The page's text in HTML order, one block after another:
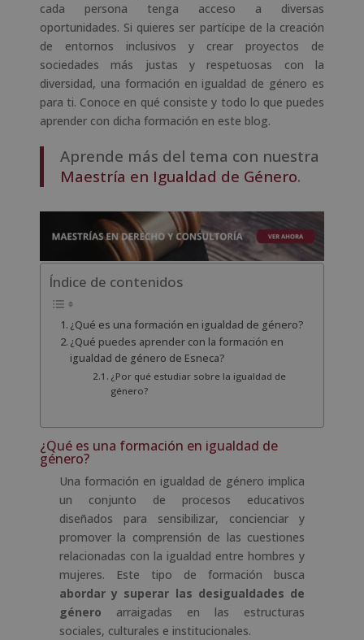
cada persona tenga acceso a diversas
oportunidades. Si quieres ser partícipe de la creación
de entornos inclusivos y crear proyectos de
sociedades más justas y respetuosas con la
diversidad, una formación en igualdad de género es
para ti. Conoce en qué consiste y todo lo que puedes
aprender con dicha formación en este blog.
Aprende más del tema con nuestra
Maestría en Igualdad de Género.
Índice de contenidos
¿Qué es una formación en igualdad de género?
¿Qué puedes aprender con la formación en
igualdad de género de Esneca?
¿Por qué estudiar sobre la igualdad de
género?
¿Qué es una formación en igualdad de
género?
Una formación en igualdad de género implica
un conjunto de procesos educativos
diseñados para sensibilizar, concienciar y
promover la comprensión de las cuestiones
relacionadas con la igualdad entre hombres y
mujeres. Este tipo de formación busca
abordar y superar las desigualdades de
género arraigadas en las estructuras
sociales, culturales e institucionales.